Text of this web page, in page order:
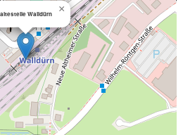
Walldürn ×